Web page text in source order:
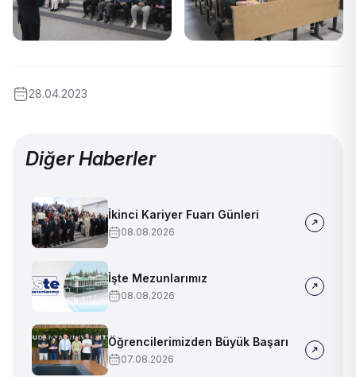
28.04.2023
Diğer Haberler
İkinci Kariyer Fuarı Günleri
08.08.2026
İşte Mezunlarımız
08.08.2026
Öğrencilerimizden Büyük Başarı
07.08.2026